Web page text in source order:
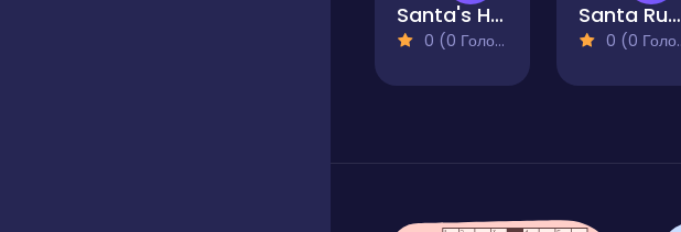
Santa's Helper
0 (0 Голосів)
Santa Runner Online
0 (0 Голосів)